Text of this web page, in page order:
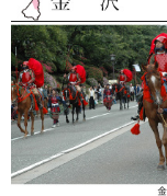
お祭り衣装・お祭